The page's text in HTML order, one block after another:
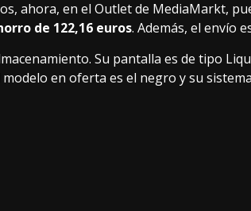
ahora, en el Outlet de MediaMarkt,
de 122,16 euros. Además, el envío
Su pantalla es de tipo
modelo en oferta es el negro y su